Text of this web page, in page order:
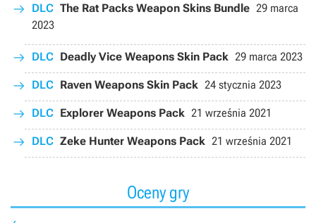
DLC The Rat Packs Weapon Skins Bundle 29 marca
2023
DLC Deadly Vice Weapons Skin Pack 29 marca 2023
DLC Raven Weapons Skin Pack 24 stycznia 2023
DLC Explorer Weapons Pack 21 września 2021
DLC Zeke Hunter Weapons Pack 21 września 2021
Oceny gry